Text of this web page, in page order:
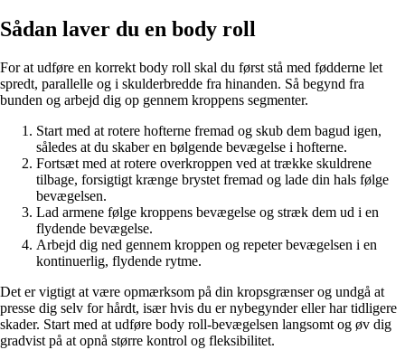
Sådan laver du en body roll
For at udføre en korrekt body roll skal du først stå med fødderne let
spredt, parallelle og i skulderbredde fra hinanden. Så begynd fra
bunden og arbejd dig op gennem kroppens segmenter.
Start med at rotere hofterne fremad og skub dem bagud igen,
således at du skaber en bølgende bevægelse i hofterne.
Fortsæt med at rotere overkroppen ved at trække skuldrene
tilbage, forsigtigt krænge brystet fremad og lade din hals følge
bevægelsen.
Lad armene følge kroppens bevægelse og stræk dem ud i en
flydende bevægelse.
Arbejd dig ned gennem kroppen og repeter bevægelsen i en
kontinuerlig, flydende rytme.
Det er vigtigt at være opmærksom på din kropsgrænser og undgå at
presse dig selv for hårdt, især hvis du er nybegynder eller har tidligere
skader. Start med at udføre body roll-bevægelsen langsomt og øv dig
gradvist på at opnå større kontrol og fleksibilitet.